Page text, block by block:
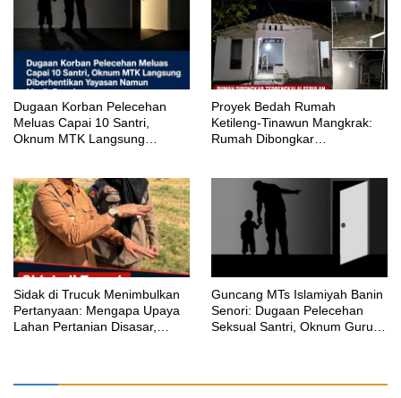
‎Dugaan Korban Pelecehan
Meluas Capai 10 Santri,
Oknum MTK Langsung
Proyek Bedah Rumah
Ketileng-Tinawun Mangkrak:
Rumah Dibongkar
‎Sidak di Trucuk Menimbulkan
Pertanyaan: Mengapa Upaya
Lahan Pertanian Disasar,
Guncang MTs Islamiyah Banin
Senori: Dugaan Pelecehan
Seksual Santri, Oknum Guru